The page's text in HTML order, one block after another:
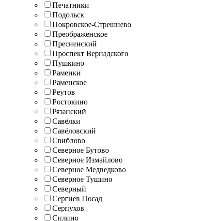
Печатники
Подольск
Покровское-Стрешнево
Преображенское
Пресненский
Проспект Вернадского
Пушкино
Раменки
Раменское
Реутов
Ростокино
Рязанский
Савёлки
Савёловский
Свиблово
Северное Бутово
Северное Измайлово
Северное Медведково
Северное Тушино
Северный
Сергиев Посад
Серпухов
Силино